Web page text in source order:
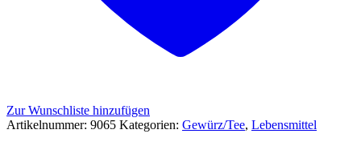
Zur Wunschliste hinzufügen
Artikelnummer: 9065 Kategorien: Gewürz/Tee, Lebensmittel